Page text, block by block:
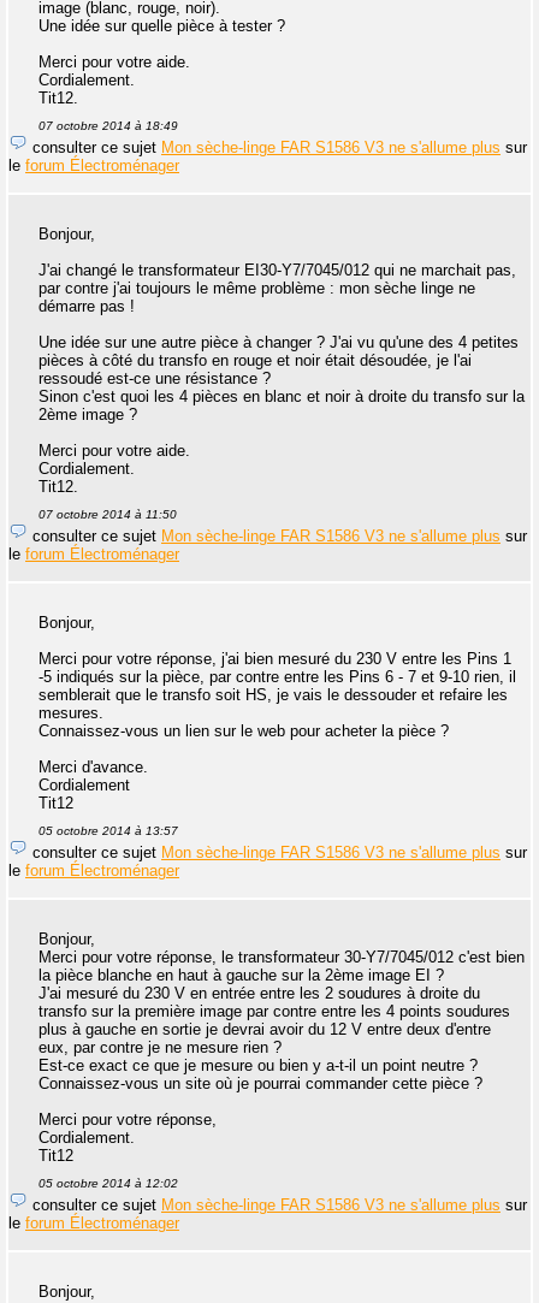
image (blanc, rouge, noir).
Une idée sur quelle pièce à tester ?
Merci pour votre aide.
Cordialement.
Tit12.
07 octobre 2014 à 18:49
consulter ce sujet Mon sèche-linge FAR S1586 V3 ne s'allume plus sur
le forum Électroménager
Bonjour,
J'ai changé le transformateur EI30-Y7/7045/012 qui ne marchait pas,
par contre j'ai toujours le même problème : mon sèche linge ne
démarre pas !
Une idée sur une autre pièce à changer ? J'ai vu qu'une des 4 petites
pièces à côté du transfo en rouge et noir était désoudée, je l'ai
ressoudé est-ce une résistance ?
Sinon c'est quoi les 4 pièces en blanc et noir à droite du transfo sur la
2ème image ?
Merci pour votre aide.
Cordialement.
Tit12.
07 octobre 2014 à 11:50
consulter ce sujet Mon sèche-linge FAR S1586 V3 ne s'allume plus sur
le forum Électroménager
Bonjour,
Merci pour votre réponse, j'ai bien mesuré du 230 V entre les Pins 1
-5 indiqués sur la pièce, par contre entre les Pins 6 - 7 et 9-10 rien, il
semblerait que le transfo soit HS, je vais le dessouder et refaire les
mesures.
Connaissez-vous un lien sur le web pour acheter la pièce ?
Merci d'avance.
Cordialement
Tit12
05 octobre 2014 à 13:57
consulter ce sujet Mon sèche-linge FAR S1586 V3 ne s'allume plus sur
le forum Électroménager
Bonjour,
Merci pour votre réponse, le transformateur 30-Y7/7045/012 c'est bien
la pièce blanche en haut à gauche sur la 2ème image EI ?
J'ai mesuré du 230 V en entrée entre les 2 soudures à droite du
transfo sur la première image par contre entre les 4 points soudures
plus à gauche en sortie je devrai avoir du 12 V entre deux d'entre
eux, par contre je ne mesure rien ?
Est-ce exact ce que je mesure ou bien y a-t-il un point neutre ?
Connaissez-vous un site où je pourrai commander cette pièce ?
Merci pour votre réponse,
Cordialement.
Tit12
05 octobre 2014 à 12:02
consulter ce sujet Mon sèche-linge FAR S1586 V3 ne s'allume plus sur
le forum Électroménager
Bonjour,